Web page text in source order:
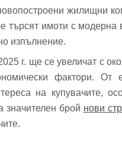
жилищни
имоти с модерна
изпълнение.
г. ще се увеличат с
фактори. От
на купувачите,
значителен брой нови